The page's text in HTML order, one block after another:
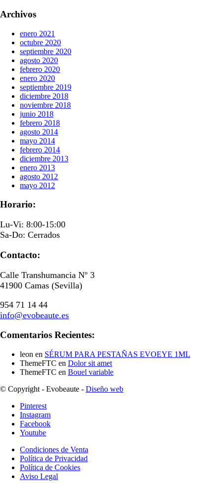
Archivos
enero 2021
octubre 2020
septiembre 2020
agosto 2020
febrero 2020
enero 2020
septiembre 2019
diciembre 2018
noviembre 2018
junio 2018
febrero 2018
agosto 2014
mayo 2014
febrero 2014
diciembre 2013
enero 2013
agosto 2012
mayo 2012
Horario:
Lu-Vi: 8:00-15:00
Sa-Do: Cerrados
Contacto:
Calle Transhumancia Nº 3
41900 Camas (Sevilla)
954 71 14 44
info@evobeaute.es
Comentarios Recientes:
leon en SÉRUM PARA PESTAÑAS EVOEYE 1ML
ThemeFTC en Dolor sit amet
ThemeFTC en Bouel variable
© Copyright - Evobeaute - Diseño web
Pinterest
Instagram
Facebook
Youtube
Condiciones de Venta
Política de Privacidad
Política de Cookies
Aviso Legal